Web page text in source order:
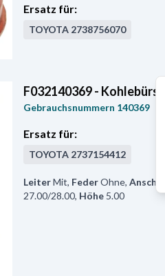
Ersatz für:
TOYOTA 2738756070
F032140369 -
Gebrauchsnummern 140369
Ersatz für:
TOYOTA 2737154412
LeiterMit, FederOhne,
27.00/28.00, Höhe 5.00